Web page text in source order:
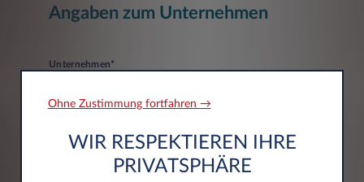
Angaben zum Unternehmen
Unternehmen*
Ohne Zustimmung fortfahren →
WIR RESPEKTIEREN IHRE
PRIVATSPHÄRE